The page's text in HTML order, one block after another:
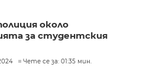
около
за студентския
Чете се за: 01:35 мин.